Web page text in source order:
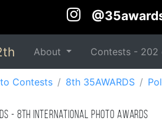
About Contests - 202
Contests 8th 35AWARDS
- 8TH international photo awards